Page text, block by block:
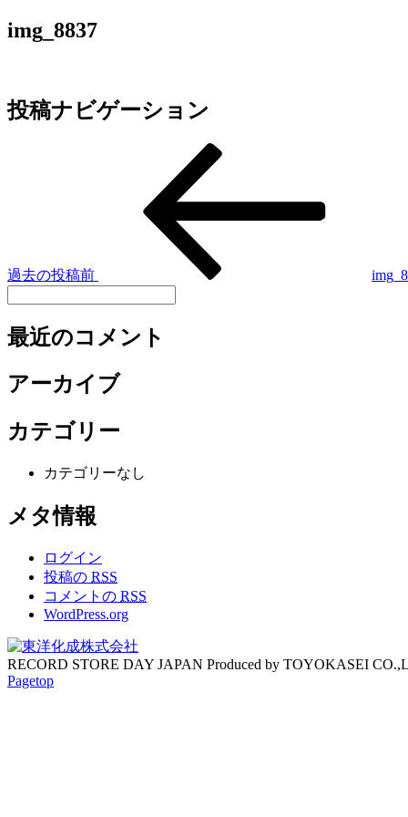
img_8837
投稿ナビゲーション
過去の投稿前
最近のコメント
アーカイブ
カテゴリー
カテゴリーなし
メタ情報
ログイン
投稿の RSS
コメントの RSS
WordPress.org
RECORD STORE DAY JAPAN Produced by TOYOKASEI
Pagetop